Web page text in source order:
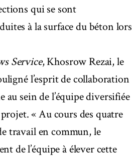
qui se sont
à la surface du béton lors
Service, Khosrow Rezai, le
l’esprit de collaboration
au sein de l’équipe diversifiée
« Au cours des quatre
travail en commun, le
de l’équipe à élever cette